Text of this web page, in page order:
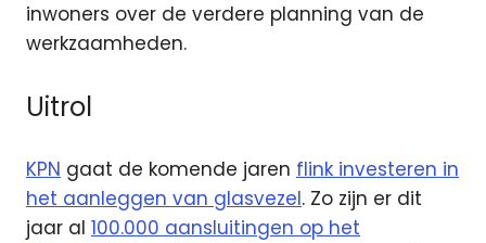
inwoners over de verdere planning van de
werkzaamheden.
Uitrol
KPN gaat de komende jaren flink investeren in
het aanleggen van glasvezel. Zo zijn er dit
jaar al 100.000 aansluitingen op het